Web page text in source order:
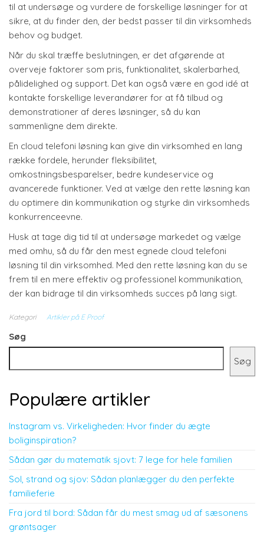
til at undersøge og vurdere de forskellige løsninger for at
sikre, at du finder den, der bedst passer til din virksomheds
behov og budget.
Når du skal træffe beslutningen, er det afgørende at
overveje faktorer som pris, funktionalitet, skalerbarhed,
pålidelighed og support. Det kan også være en god idé at
kontakte forskellige leverandører for at få tilbud og
demonstrationer af deres løsninger, så du kan
sammenligne dem direkte.
En cloud telefoni løsning kan give din virksomhed en lang
række fordele, herunder fleksibilitet,
omkostningsbesparelser, bedre kundeservice og
avancerede funktioner. Ved at vælge den rette løsning kan
du optimere din kommunikation og styrke din virksomheds
konkurrenceevne.
Husk at tage dig tid til at undersøge markedet og vælge
med omhu, så du får den mest egnede cloud telefoni
løsning til din virksomhed. Med den rette løsning kan du se
frem til en mere effektiv og professionel kommunikation,
der kan bidrage til din virksomheds succes på lang sigt.
Kategori Artikler på E Proof
Søg
Søg
Populære artikler
Instagram vs. Virkeligheden: Hvor finder du ægte
boliginspiration?
Sådan gør du matematik sjovt: 7 lege for hele familien
Sol, strand og sjov: Sådan planlægger du den perfekte
familieferie
Fra jord til bord: Sådan får du mest smag ud af sæsonens
grøntsager